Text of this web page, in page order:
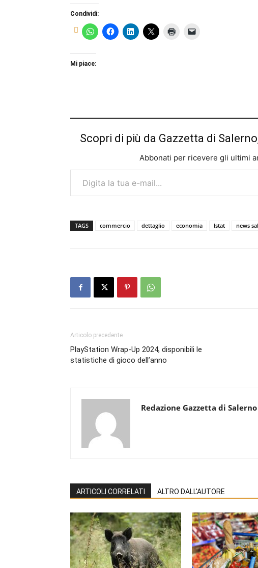
Condividi:
Mi piace:
Scopri di più da Gazzetta di
Abbonati per ricevere gli ultimi
Digita la tua e-mail...
TAGS commercio dettaglio economia Istat news
Articolo precedente
PlayStation Wrap-Up 2024, disponibili le
statistiche di gioco dell’anno
Redazione Gazzetta di Salerno
ARTICOLI CORRELATI ALTRO DALL'AUTORE